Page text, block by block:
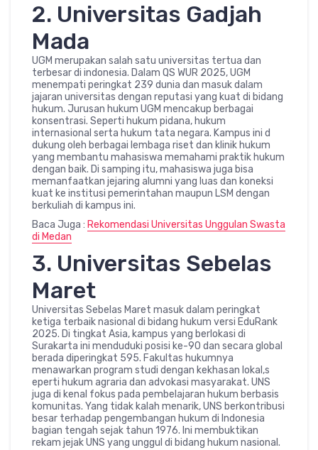
2. Universitas Gadjah
Mada
UGM merupakan salah satu universitas tertua dan
terbesar di indonesia. Dalam QS WUR 2025, UGM
menempati peringkat 239 dunia dan masuk dalam
jajaran universitas dengan reputasi yang kuat di bidang
hukum. Jurusan hukum UGM mencakup berbagai
konsentrasi. Seperti hukum pidana, hukum
internasional serta hukum tata negara. Kampus ini d
dukung oleh berbagai lembaga riset dan klinik hukum
yang membantu mahasiswa memahami praktik hukum
dengan baik. Di samping itu, mahasiswa juga bisa
memanfaatkan jejaring alumni yang luas dan koneksi
kuat ke institusi pemerintahan maupun LSM dengan
berkuliah di kampus ini.
Baca Juga : Rekomendasi Universitas Unggulan Swasta
di Medan
3. Universitas Sebelas
Maret
Universitas Sebelas Maret masuk dalam peringkat
ketiga terbaik nasional di bidang hukum versi EduRank
2025. Di tingkat Asia, kampus yang berlokasi di
Surakarta ini menduduki posisi ke-90 dan secara global
berada diperingkat 595. Fakultas hukumnya
menawarkan program studi dengan kekhasan lokal,s
eperti hukum agraria dan advokasi masyarakat. UNS
juga di kenal fokus pada pembelajaran hukum berbasis
komunitas. Yang tidak kalah menarik, UNS berkontribusi
besar terhadap pengembangan hukum di Indonesia
bagian tengah sejak tahun 1976. Ini membuktikan
rekam jejak UNS yang unggul di bidang hukum nasional.